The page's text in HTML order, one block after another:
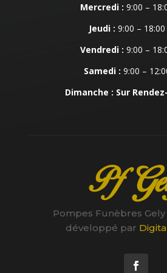
Mercredi : 9:00 –
Jeudi : 9:00 – 18:00
Vendredi : 9:00 –
Samedi : 9:00 –
Dimanche : Sur
Pf
Pompes Funèbres Gely
développé par